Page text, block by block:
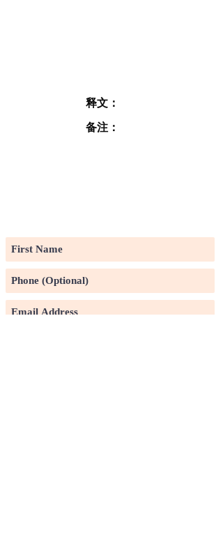
释文：
备注：